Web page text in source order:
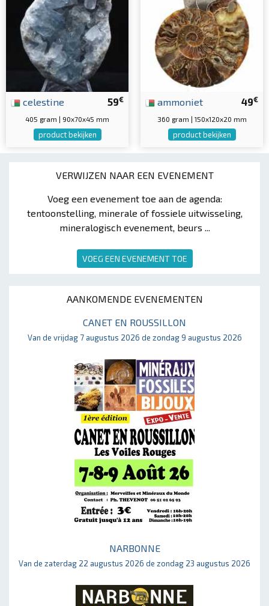
VERWIJZEN NAAR EEN EVENEMENT
Voeg een evenement toe aan de agenda:
tentoonstelling, minerale of fossiele uitwisseling,
mineralogisch evenement, beurs ...
VOEG EEN EVENEMENT TOE
AANKOMENDE EVENEMENTEN
CANET EN ROUSSILLON
Van de vrijdag 7 augustus 2026 de zondag 9 augustus 2026
NARBONNE
Van de zaterdag 22 augustus 2026 de zondag 23 augustus 2026
59€
celestine
405 gram | 90x70x45 mm
product bekijken
49€
ammoniet
360 gram | 150x120x20 mm
product bekijken